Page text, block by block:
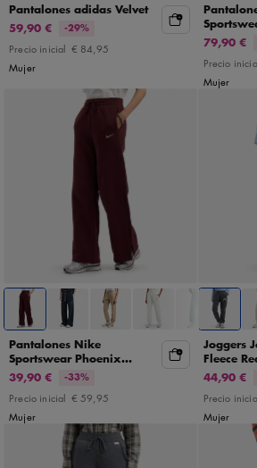
Pantalones adidas Velvet
59,90 €
-29%
Precio inicial € 84,95
Mujer
79,90 €
Precio
Mujer
Pantalones Nike
Sportswear Phoenix
Fleece
39,90 € -33%
Precio inicial € 59,95
Mujer
Joggers
Fleece
44,90 €
Precio
Mujer